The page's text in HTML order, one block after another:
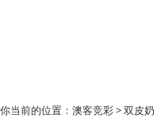
你当前的位置： 澳客竞彩> 双皮奶